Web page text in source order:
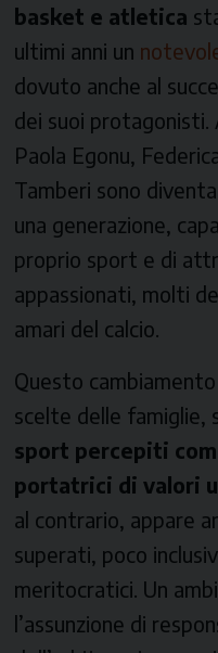
basket e atletica
ultimi anni un
dovuto anche al
dei suoi protagonisti.
Paola Egonu,
Tamberi sono
una generazione,
proprio sport e di
appassionati, molti
amari del calcio.
Questo
scelte delle famiglie,
sport percepiti
portatrici di valori
al contrario, appare
superati, poco
meritocratici. Un
l’assunzione di